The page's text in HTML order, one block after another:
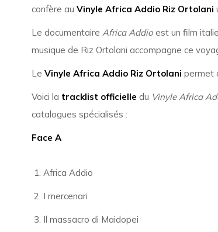
confère au Vinyle Africa Addio Riz Ortolani
Le documentaire Africa Addioest un film
musique de Riz Ortolani accompagne ce
Le Vinyle Africa Addio Riz Ortolani permet
Voici la tracklist officielle du Vinyle Africa
catalogues spécialisés :
Face A
Africa Addio
I mercenari
Il massacro di Maidopei